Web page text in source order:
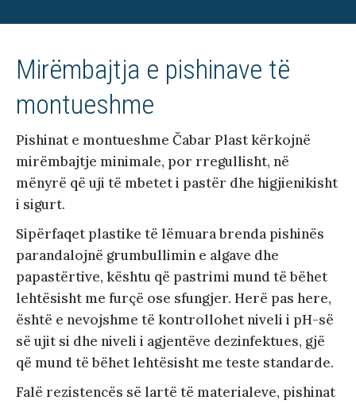
Mirëmbajtja e pishinave të
montueshme
Pishinat e montueshme Čabar Plast kërkojnë
mirëmbajtje minimale, por rregullisht, në
mënyrë që uji të mbetet i pastër dhe higjienikisht
i sigurt.
Sipërfaqet plastike të lëmuara brenda pishinës
parandalojnë grumbullimin e algave dhe
papastërtive, kështu që pastrimi mund të bëhet
lehtësisht me furçë ose sfungjer. Herë pas here,
është e nevojshme të kontrollohet niveli i pH-së
së ujit si dhe niveli i agjentëve dezinfektues, gjë
që mund të bëhet lehtësisht me teste standarde.
Falë rezistencës së lartë të materialeve, pishinat